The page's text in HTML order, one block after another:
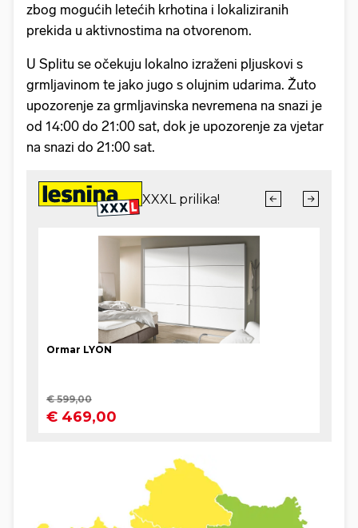
zbog mogućih letećih krhotina i lokaliziranih
prekida u aktivnostima na otvorenom.
U Splitu se očekuju lokalno izraženi pljuskovi s
grmljavinom te jako jugo s olujnim udarima. Žuto
upozorenje za grmljavinska nevremena na snazi je
od 14:00 do 21:00 sat, dok je upozorenje za vjetar
na snazi do 21:00 sat.